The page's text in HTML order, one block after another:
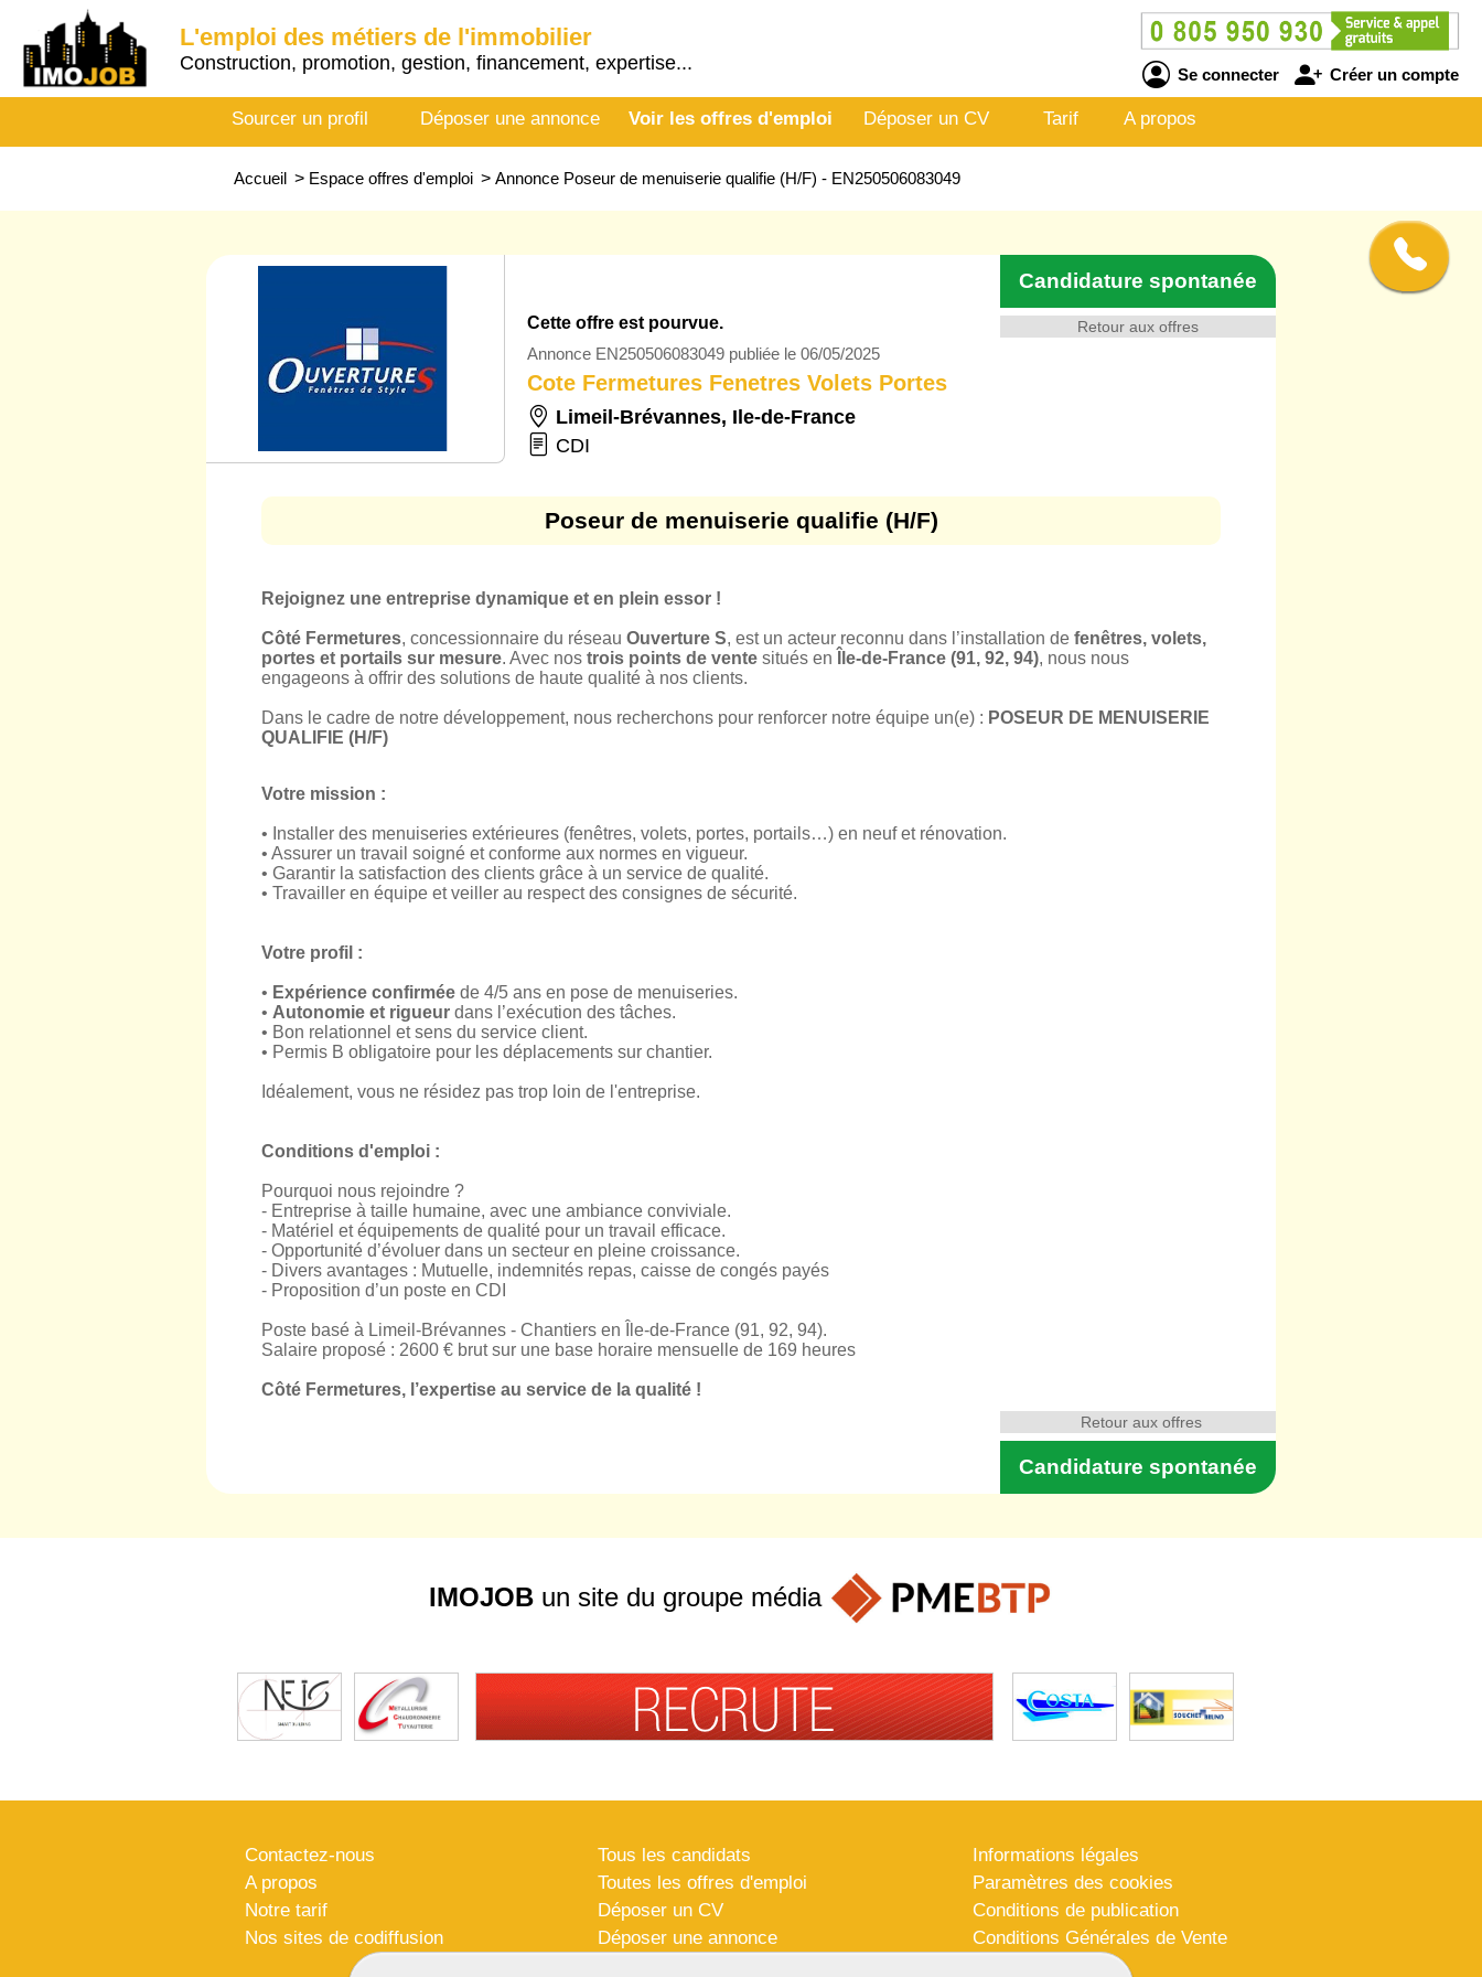
L'emploi des métiers de l'immobilier
Construction, promotion, gestion, financement, expertise...
Se connecter Créer un compte
Sourcer un profil Déposer une annonce Voir les offres d'emploi Déposer un CV Tarif A propos
Accueil > Espace offres d'emploi > Annonce Poseur de menuiserie qualifie (H/F) - EN250506083049
Retour aux offres
Candidature spontanée
Cette offre est pourvue.
Annonce EN250506083049 publiée le 06/05/2025
Cote Fermetures Fenetres Volets Portes
Limeil-Brévannes, Ile-de-France
CDI
Poseur de menuiserie qualifie (H/F)
Rejoignez une entreprise dynamique et en plein essor !
Côté Fermetures, concessionnaire du réseau Ouverture S, est un acteur reconnu dans l’installation de fenêtres, volets,
portes et portails sur mesure. Avec nos trois points de vente situés en Île-de-France (91, 92, 94), nous nous
engageons à offrir des solutions de haute qualité à nos clients.
Dans le cadre de notre développement, nous recherchons pour renforcer notre équipe un(e) : POSEUR DE MENUISERIE
QUALIFIE (H/F)
Votre mission :
• Installer des menuiseries extérieures (fenêtres, volets, portes, portails…) en neuf et rénovation.
• Assurer un travail soigné et conforme aux normes en vigueur.
• Garantir la satisfaction des clients grâce à un service de qualité.
• Travailler en équipe et veiller au respect des consignes de sécurité.
Votre profil :
• Expérience confirmée de 4/5 ans en pose de menuiseries.
• Autonomie et rigueur dans l’exécution des tâches.
• Bon relationnel et sens du service client.
• Permis B obligatoire pour les déplacements sur chantier.
Idéalement, vous ne résidez pas trop loin de l'entreprise.
Conditions d'emploi :
Pourquoi nous rejoindre ?
- Entreprise à taille humaine, avec une ambiance conviviale.
- Matériel et équipements de qualité pour un travail efficace.
- Opportunité d’évoluer dans un secteur en pleine croissance.
- Divers avantages : Mutuelle, indemnités repas, caisse de congés payés
- Proposition d’un poste en CDI
Poste basé à Limeil-Brévannes - Chantiers en Île-de-France (91, 92, 94).
Salaire proposé : 2600 € brut sur une base horaire mensuelle de 169 heures
Côté Fermetures, l’expertise au service de la qualité !
Candidature spontanée
Retour aux offres
IMOJOB un site du groupe média
Contactez-nous
A propos
Notre tarif
Nos sites de codiffusion
Tous les candidats
Toutes les offres d'emploi
Déposer un CV
Déposer une annonce
Informations légales
Paramètres des cookies
Conditions de publication
Conditions Générales de Vente